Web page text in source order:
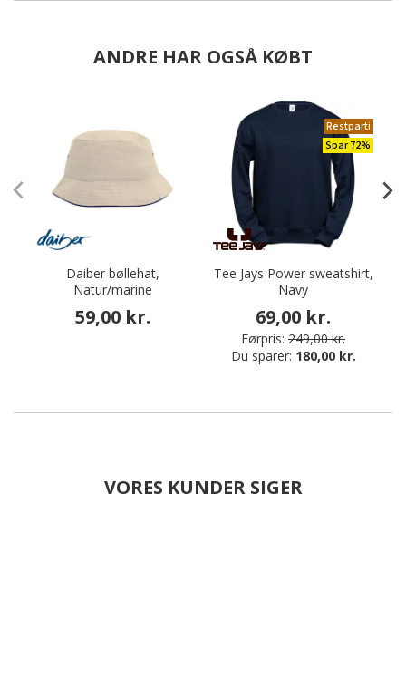
ANDRE HAR OGSÅ KØBT
Daiber bøllehat,
Natur/marine
59,00 kr.
Restparti
Spar 72%
Tee Jays Power sweatshirt,
Navy
69,00 kr.
Førpris: 249,00 kr.
Du sparer: 180,00 kr.
VORES KUNDER SIGER